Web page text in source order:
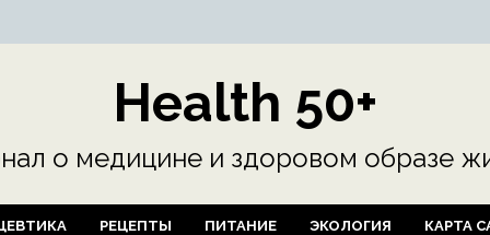
Health 50+
о медицине и здоровом образе
РЕЦЕПТЫ ПИТАНИЕ ЭКОЛОГИЯ КАРТА